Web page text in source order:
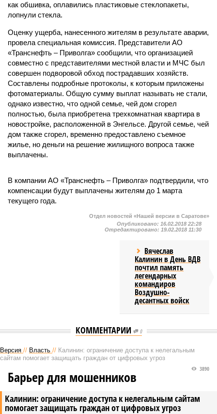
как обшивка, оплавились пластиковые стеклопакеты,
лопнули стекла.
Оценку ущерба, нанесенного жителям в результате аварии,
провела специальная комиссия. Представители АО
«Транснефть – Приволга» сообщили, что организацией
совместно с представителями местной власти и МЧС был
совершен подворовой обход пострадавших хозяйств.
Составлены подробные протоколы, к которым приложены
фотоматериалы. Общую сумму выплат называть не стали,
однако известно, что одной семье, чей дом сгорел
полностью, была приобретена трехкомнатная квартира в
новостройке, расположенной в Энгельсе. Другой семье, чей
дом также сгорел, временно предоставлено съемное
жилье, но деньги на решение жилищного вопроса также
выплачены.
В компании АО «Транснефть – Приволга» подтвердили, что
компенсации будут выплачены жителям до 1 марта
текущего года.
Отдел новостей «Нашей версии в Саратове»
Опубликовано: 16.02.2018 22:28
Отредактировано: 19.02.2018 11:30
Вячеслав
Калинин в День ВДВ
почтил память
легендарных
командиров
Воздушно-
десантных войск
КОММЕНТАРИИ 0
Версия // Власть // Калинин: ограничение доступа к нелегальным
сайтам помогает защищать граждан от цифровых угроз
Калинин: ограничение доступа к нелегальным сайтам
помогает защищать граждан от цифровых угроз
3890
Барьер для мошенников